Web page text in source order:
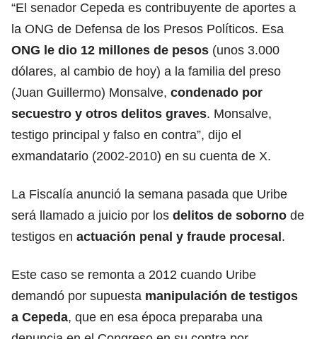
“El senador Cepeda es contribuyente de aportes a
la ONG de Defensa de los Presos Políticos. Esa
ONG le dio 12 millones de pesos (unos 3.000
dólares, al cambio de hoy) a la familia del preso
(Juan Guillermo) Monsalve, condenado por
secuestro y otros delitos graves. Monsalve,
testigo principal y falso en contra”, dijo el
exmandatario (2002-2010) en su cuenta de X.
La Fiscalía anunció la semana pasada que Uribe
será llamado a juicio por los delitos de soborno de
testigos en actuación penal y fraude procesal.
Este caso se remonta a 2012 cuando Uribe
demandó por supuesta manipulación de testigos
a Cepeda, que en esa época preparaba una